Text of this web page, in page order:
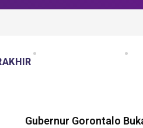
Gubernur Gorontalo